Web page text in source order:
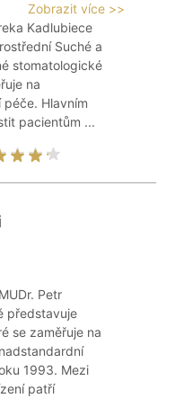
Zobrazit více >>
Kadlubiece
Suché a
stomatologické
na
Hlavním
pacientům ...
Petr
představuje
se zaměřuje na
1993. Mezi
patří